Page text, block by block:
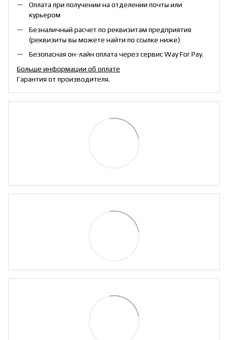
Оплата при получении на отделении почты или
курьером
Безналичный расчет по реквизитам предприятия
(реквизиты вы можете найти по ссылке ниже)
Безопасная он-лайн оплата через сервис Way For Pay.
Больше информации об оплате
Гарантия от производителя.